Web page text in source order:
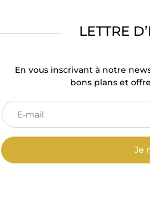
LETTRE
En vous inscrivant à notre
bons plans et
Je